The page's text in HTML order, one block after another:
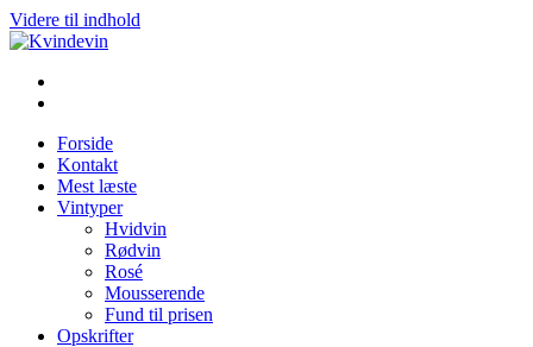
Videre til indhold
Kvindevin
Blog om vin for kvinder (& andre mennesker)
Forside
Kontakt
Mest læste
Vintyper
Hvidvin
Rødvin
Rosé
Mousserende
Fund til prisen
Opskrifter